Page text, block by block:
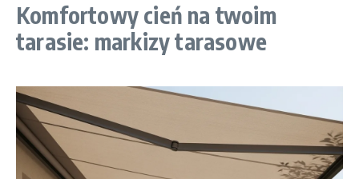
Komfortowy cień na twoim
tarasie: markizy tarasowe